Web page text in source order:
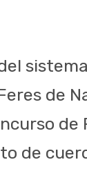
de
de
de